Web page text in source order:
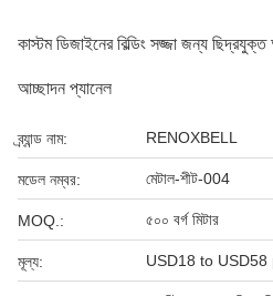
কাস্টম ডিজাইনের বিল্ডিং সজ্জা জন্য
আচ্ছাদন প্যানেল
ব্র্যান্ড নাম: RENOXBELL
মডেল নম্বর: মেটাল-শীট-004
MOQ.: ৫০০ বর্গ মিটার
মূল্য: USD18 to